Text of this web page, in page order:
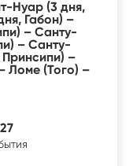
Нуар (3 дня,
Габон) –
– Санту-
– Санту-
–
Ломе (Того) –